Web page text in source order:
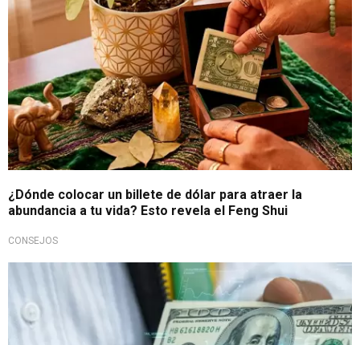
¿Dónde colocar un billete de dólar para atraer la
abundancia a tu vida? Esto revela el Feng Shui
CONSEJOS
Valor Sunat y mercado paralelo